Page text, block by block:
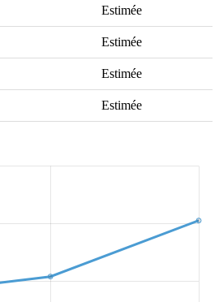
Estimée
Estimée
Estimée
Estimée